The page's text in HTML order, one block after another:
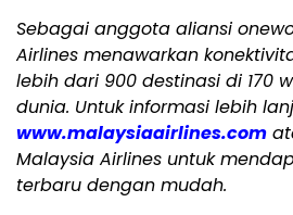
Sebagai anggota aliansi
Airlines menawarkan
lebih dari 900 destinasi di 170
dunia. Untuk informasi lebih
www.malaysiaairlines.com
Malaysia Airlines untuk
terbaru dengan mudah.